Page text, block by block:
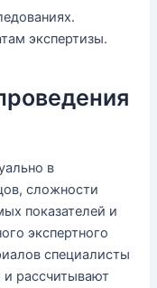
экспертизы.
в
сложности
показателей и
экспертного
специалисты
рассчитывают